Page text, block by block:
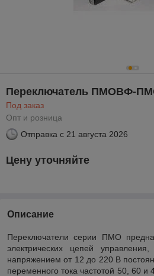
Переключатель ПМОВФ-
Под заказ
Опт и розница
Отправка с 21 августа 2026
Цену уточняйте
Описание
Переключатели серии ПМО
электрических цепей
напряжением от 12 до 220 В
переменного тока частотой 50, 60 и